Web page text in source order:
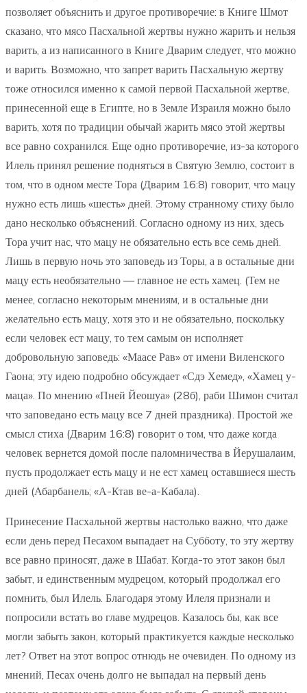
позволяет объяснить и другое противоречие: в Книге Шмот
сказано, что мясо Пасхальной жертвы нужно жарить и нельзя
варить, а из написанного в Книге Дварим следует, что можно
и варить. Возможно, что запрет варить Пасхальную жертву
тоже относился именно к самой первой Пасхальной жертве,
принесенной еще в Египте, но в Земле Израиля можно было
варить, хотя по традиции обычай жарить мясо этой жертвы
все равно сохранился. Еще одно противоречие, из-за которого
Илель принял решение подняться в Святую Землю, состоит в
том, что в одном месте Тора (Дварим 16:8) говорит, что мацу
нужно есть лишь «шесть» дней. Этому странному стиху было
дано несколько объяснений. Согласно одному из них, здесь
Тора учит нас, что мацу не обязательно есть все семь дней.
Лишь в первую ночь это заповедь из Торы, а в остальные дни
мацу есть необязательно — главное не есть хамец. (Тем не
менее, согласно некоторым мнениям, и в остальные дни
желательно есть мацу, хотя это и не обязательно, поскольку
если человек ест мацу, то тем самым он исполняет
добровольную заповедь: «Маасе Рав» от имени Виленского
Гаона; эту идею подробно обсуждает «Сдэ Хемед», «Хамец у-
маца». По мнению «Пней Йеошуа» (28б), раби Шимон считал
что заповедано есть мацу все 7 дней праздника). Простой же
смысл стиха (Дварим 16:8) говорит о том, что даже когда
человек вернется домой после паломничества в Йерушалаим,
пусть продолжает есть мацу и не ест хамец оставшиеся шесть
дней (Абарбанель; «А-Ктав ве-а-Кабала).
Принесение Пасхальной жертвы настолько важно, что даже
если день перед Песахом выпадает на Субботу, то эту жертву
все равно приносят, даже в Шабат. Когда-то этот закон был
забыт, и единственным мудрецом, который продолжал его
помнить, был Илель. Благодаря этому Илеля признали и
попросили встать во главе мудрецов. Казалось бы, как все
могли забыть закон, который практикуется каждые несколько
лет? Ответ на этот вопрос отнюдь не очевиден. По одному из
мнений, Песах очень долго не выпадал на первый день